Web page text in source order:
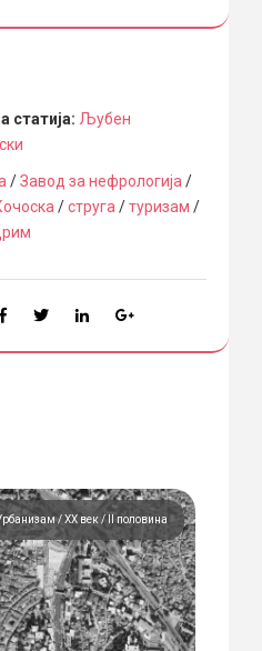
статија: Љубен
/Завод за нефрологија/
/струга/туризам /
ХХ век / II половина